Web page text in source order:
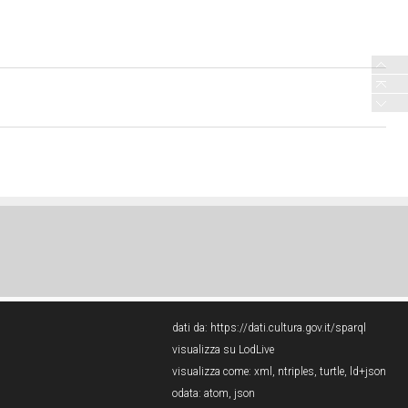
dati da: https://dati.cultura.gov.it/sparql
visualizza su LodLive
visualizza come: xml , ntriples, turtle, ld+json
odata: atom, json